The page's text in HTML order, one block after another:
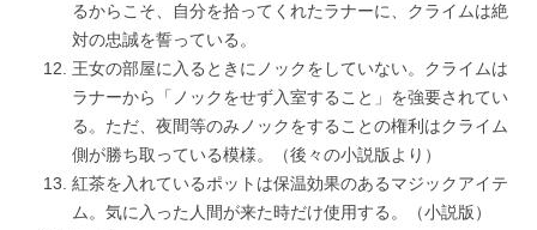
るからこそ、自分を拾ってくれたラナーに、クライムは絶
対の忠誠を誓っている。
王女の部屋に入るときにノックをしていない。クライムは
ラナーから「ノックをせず入室すること」を強要されてい
る。ただ、夜間等のみノックをすることの権利はクライム
側が勝ち取っている模様。（後々の小説版より）
紅茶を入れているポットは保温効果のあるマジックアイテ
ム。気に入った人間が来た時だけ使用する。（小説版）